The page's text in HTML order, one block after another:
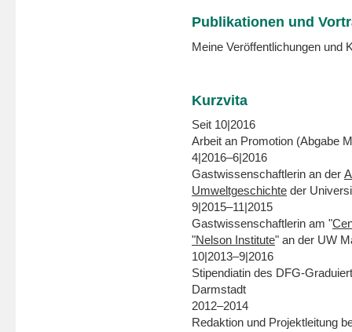
Publikationen und
Meine Veröffentlichungen und
Kurzvita
Seit 10|2016
Arbeit an Promotion (Abgabe
4|2016–6|2016
Gastwissenschaftlerin an der
Umweltgeschichte der
9|2015–11|2015
Gastwissenschaftlerin am "
"Nelson Institute" an der UW
10|2013–9|2016
Stipendiatin des DFG-
Darmstadt
2012–2014
Redaktion und Projektleitung